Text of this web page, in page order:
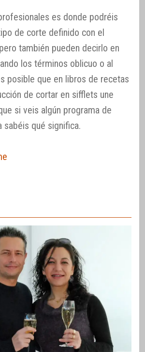
es donde podréis
de corte definido con el
también pueden decirlo en
los términos oblicuo o al
posible que en libros de recetas
de cortar en sifflets une
si veis algún programa de
sabéis qué significa.